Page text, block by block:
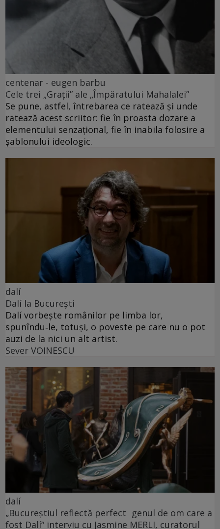
centenar - eugen barbu
Cele trei „Grații” ale „Împăratului Mahalalei”
Se pune, astfel, întrebarea ce ratează și unde
ratează acest scriitor: fie în proasta dozare a
elementului senzațional, fie în inabila folosire a
șablonului ideologic.
dalí
Dalí la București
Dalí vorbește românilor pe limba lor,
spunîndu‑le, totuși, o poveste pe care nu o pot
auzi de la nici un alt artist.
Sever VOINESCU
dalí
„Bucureștiul reflectă perfect genul de om care a
fost Dalí“ interviu cu Jasmine MERLI, curatorul